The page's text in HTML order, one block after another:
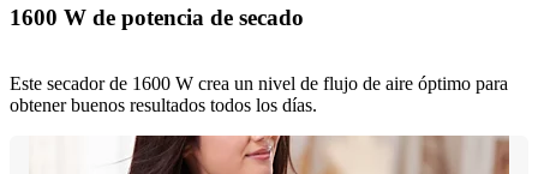
1600 W de potencia de secado
Este secador de 1600 W crea un nivel de flujo de aire óptimo para
obtener buenos resultados todos los días.